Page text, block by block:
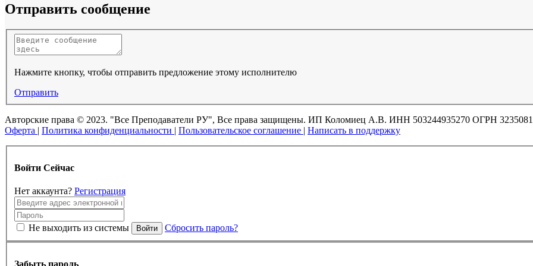
Отправить сообщение
Нажмите кнопку, чтобы отправить предложение этому исполнителю
Отправить
Авторские права © 2023. "Все Преподаватели РУ", Все права защищены. ИП Коломиец А.В. ИНН 503244935270 ОГРН
Оферта | Политика конфиденциальности | Пользовательское соглашение | Написать в поддержку
Войти Сейчас
Нет аккаунта? Регистрация
Не выходить из системы Войти Сбросить пароль?
Забыть пароль